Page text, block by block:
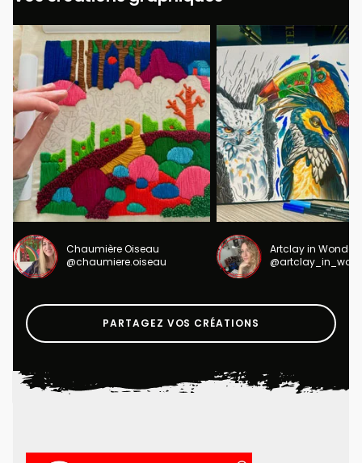
Chaumière Oiseau
@chaumiere.oiseau
Artclay in
PARTAGEZ VOS CRÉATIONS